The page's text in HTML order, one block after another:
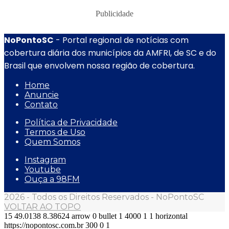
Publicidade
NoPontoSC - Portal regional de notícias com
cobertura diária dos municípios da AMFRI, de SC e do
Brasil que envolvem nossa região de cobertura.
Home
Anuncie
Contato
Política de Privacidade
Termos de Uso
Quem Somos
Instagram
Youtube
Ouça a 98FM
2026 - Todos os Direitos Reservados - NoPontoSC
VOLTAR AO TOPO
15 49.0138 8.38624 arrow 0 bullet 1 4000 1 1 horizontal
https://nopontosc.com.br 300 0 1